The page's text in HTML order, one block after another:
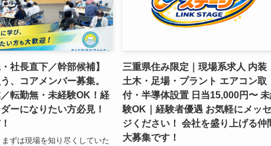
社長直下／幹部候補】
、コアメンバー募集。
転勤無・未経験OK！経
ーになりたい方必見！
まずは現場を知り尽くしていた
三重県住み限定｜現場系求人 内装
土木・足場・プラント エアコン取
付・半導体設置 日当15,000円〜
験OK｜経験者優遇 お気軽にメッ
ジください！ 会社を盛り上げる仲
大募集です！